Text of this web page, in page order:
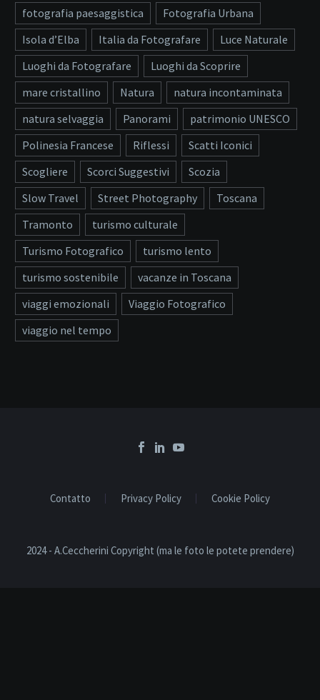
fotografia paesaggistica
Fotografia Urbana
Isola d’Elba
Italia da Fotografare
Luce Naturale
Luoghi da Fotografare
Luoghi da Scoprire
mare cristallino
Natura
natura incontaminata
natura selvaggia
Panorami
patrimonio UNESCO
Polinesia Francese
Riflessi
Scatti Iconici
Scogliere
Scorci Suggestivi
Scozia
Slow Travel
Street Photography
Toscana
Tramonto
turismo culturale
Turismo Fotografico
turismo lento
turismo sostenibile
vacanze in Toscana
viaggi emozionali
Viaggio Fotografico
viaggio nel tempo
Contatto Privacy Policy Cookie Policy
2024 - A.Ceccherini Copyright (ma le foto le potete prendere)